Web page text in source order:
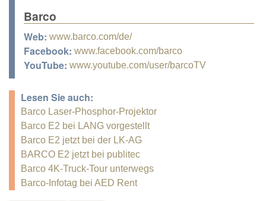
Barco
Web: www.barco.com/de/
Facebook: www.facebook.com/barco
YouTube: www.youtube.com/user/barcoTV
Lesen Sie auch:
Barco Laser-Phosphor-Projektor
Barco E2 bei LANG vorgestellt
Barco E2 jetzt bei der LK-AG
BARCO E2 jetzt bei publitec
Barco 4K-Truck-Tour unterwegs
Barco-Infotag bei AED Rent